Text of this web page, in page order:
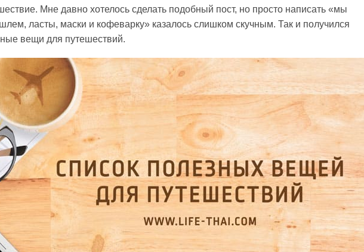
Мне давно хотелось сделать подобный пост, но просто написать «мы
ласты, маски и кофеварку» казалось слишком скучным. Так и получился
вещи для путешествий.